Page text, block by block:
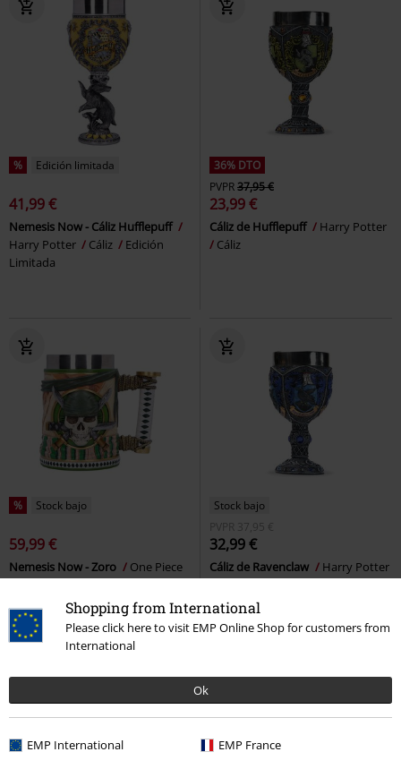
Shopping from International
Please click here to visit EMP Online Shop for customers from
International
Ok
EMP International EMP France
% Edición limitada
41,99 €
Nemesis Now - Cáliz Hufflepuff
Harry Potter
Cáliz
Edición
Limitada
36% DTO
PVPR37,95 €
23,99 €
Cáliz de Hufflepuff
Harry Potter
Cáliz
% Stock bajo
59,99 €
Nemesis Now - Zoro
One Piece
Stock bajo
PVPR 37,95 €
32,99 €
Cáliz de Ravenclaw
Harry Potter